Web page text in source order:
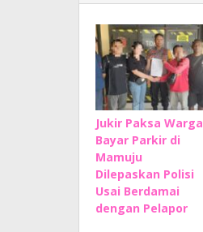
Jukir Paksa Warga
Bayar Parkir di
Mamuju
Dilepaskan Polisi
Usai Berdamai
dengan Pelapor